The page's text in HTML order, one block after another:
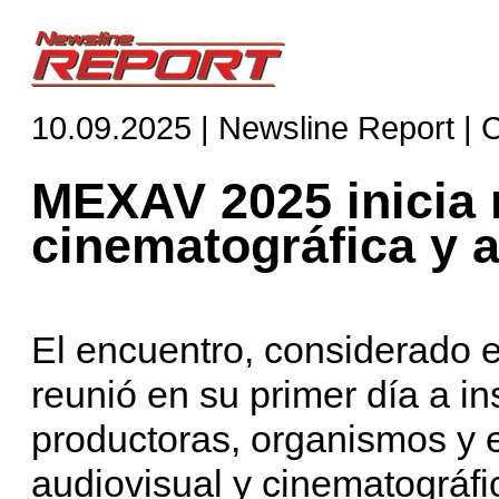
10.09.2025 | Newsline Report |
MEXAV 2025
cinematográfica y
El encuentro, considerado
reunió en su primer día a
productoras, organismos y
audiovisual y